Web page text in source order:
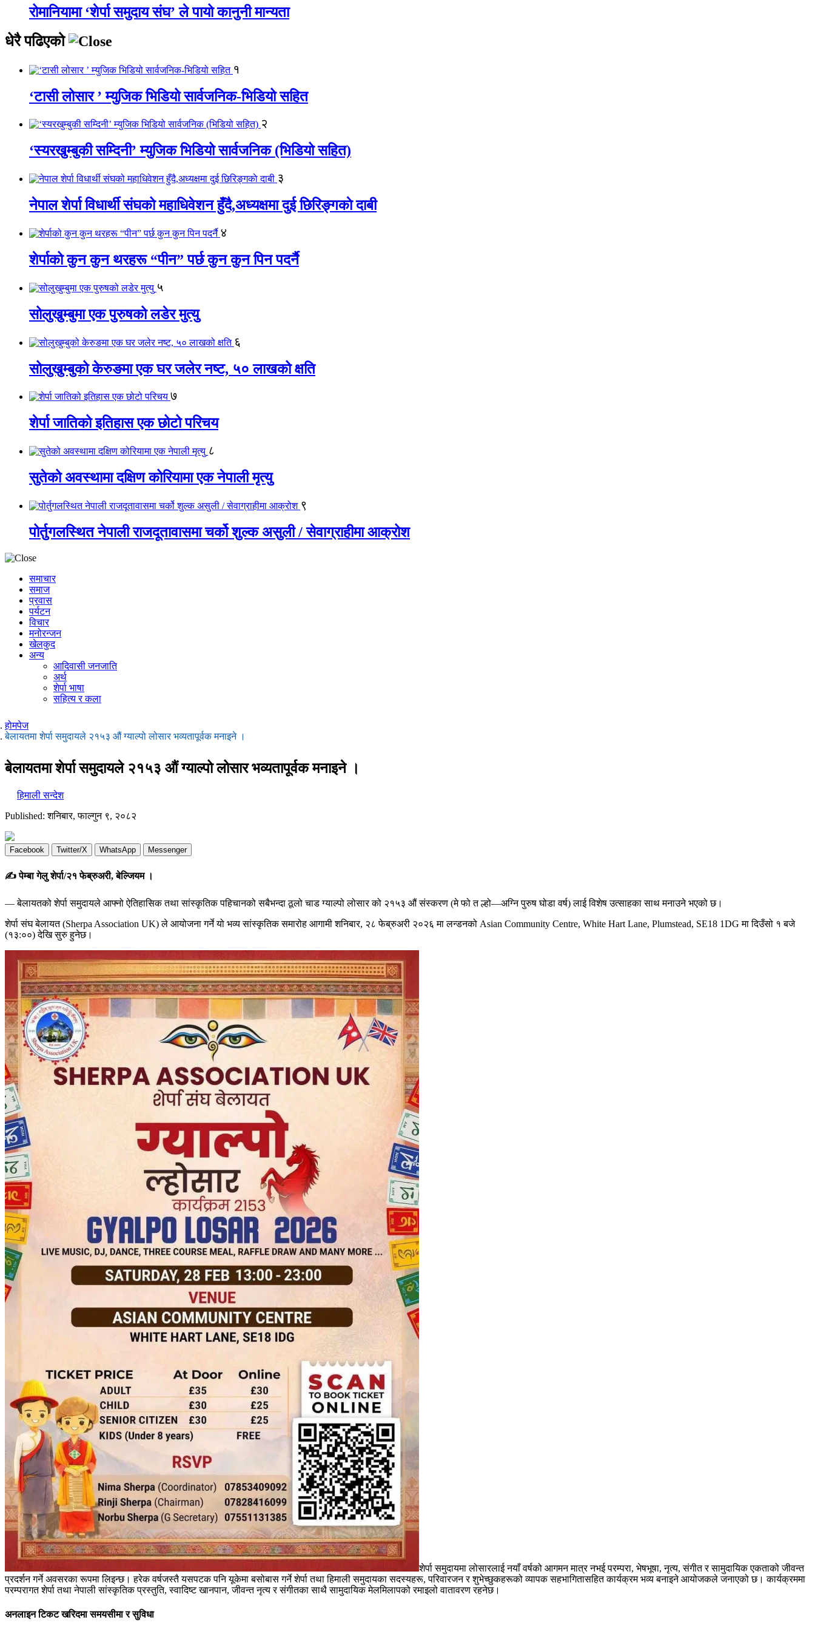
रोमानियामा ‘शेर्पा समुदाय संघ’ ले पायो कानुनी मान्यता
धेरै पढिएको
१
‘टासी लोसार ’ म्युजिक भिडियो सार्वजनिक-भिडियो सहित
२
‘स्यरखुम्बुकी सम्दिनी’ म्युजिक भिडियो सार्वजनिक (भिडियो सहित)
३
नेपाल शेर्पा विधार्थी संघको महाधिवेशन हुँदै,अध्यक्षमा दुई छिरिङ्गकाे दाबी
४
शेर्पाको कुन कुन थरहरू “पीन” पर्छ कुन कुन पिन पदर्नै
५
सोलुखुम्बुमा एक पुरुषको लडेर मुत्यु
६
सोलुखुम्बुको केरुङमा एक घर जलेर नष्ट, ५० लाखको क्षति
७
शेर्पा जातिको इतिहास एक छोटो परिचय
८
सुतेको अवस्थामा दक्षिण कोरियामा एक नेपाली मृत्यु
९
पोर्तुगलस्थित नेपाली राजदूतावासमा चर्को शुल्क असुली / सेवाग्राहीमा आक्रोश
समाचार
समाज
प्रवास
पर्यटन
विचार
मनोरन्जन
खेलकुद
अन्य
आदिवासी जनजाति
अर्थ
शेर्पा भाषा
सहित्य र कला
होमपेज
बेलायतमा शेर्पा समुदायले २१५३ औं ग्याल्पो लोसार भव्यतापूर्वक मनाइने ।
बेलायतमा शेर्पा समुदायले २१५३ औं ग्याल्पो लोसार भव्यतापूर्वक मनाइने ।
हिमाली सन्देश
Published: शनिबार, फाल्गुन ९, २०८२
Facebook Twitter/X WhatsApp Messenger
✍️ पेम्बा गेलु शेर्पा/२१ फेब्रुअरी, बेल्जियम ।
— बेलायतको शेर्पा समुदायले आफ्नो ऐतिहासिक तथा सांस्कृतिक पहिचानको सबैभन्दा ठूलो चाड ग्याल्पो लोसार को २१५३ औं संस्करण (मे फो त ल्हो—अग्नि पुरुष घोडा वर्ष) लाई विशेष उत्साहका साथ मनाउने भएको छ।
शेर्पा संघ बेलायत (Sherpa Association UK) ले आयोजना गर्ने यो भव्य सांस्कृतिक समारोह आगामी शनिबार, २८ फेब्रुअरी २०२६ मा लन्डनको Asian Community Centre, White Hart Lane, Plumstead, SE18 1DG मा दिउँसो १ बजे
(१३:००) देखि सुरु हुनेछ।
शेर्पा समुदायमा लोसारलाई नयाँ वर्षको आगमन मात्र नभई परम्परा, भेषभूषा, नृत्य, संगीत र सामुदायिक एकताको जीवन्त
प्रदर्शन गर्ने अवसरका रूपमा लिइन्छ। हरेक वर्षजस्तै यसपटक पनि यूकेमा बसोबास गर्ने शेर्पा तथा हिमाली समुदायका सदस्यहरू, परिवारजन र शुभेच्छुकहरूको व्यापक सहभागितासहित कार्यक्रम भव्य बनाइने आयोजकले जनाएको छ। कार्यक्रममा
परम्परागत शेर्पा तथा नेपाली सांस्कृतिक प्रस्तुति, स्वादिष्ट खानपान, जीवन्त नृत्य र संगीतका साथै सामुदायिक मेलमिलापको रमाइलो वातावरण रहनेछ।
अनलाइन टिकट खरिदमा समयसीमा र सुविधा